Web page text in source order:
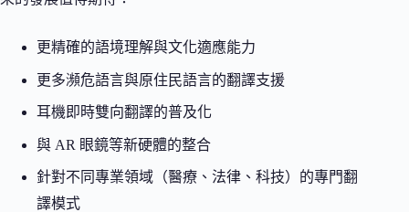
更精確的語境理解與文化適應能力
更多瀕危語言與原住民語言的翻譯支援
耳機即時雙向翻譯的普及化
與 AR 眼鏡等新硬體的整合
針對不同專業領域（醫療、法律、科技）的專門翻
譯模式